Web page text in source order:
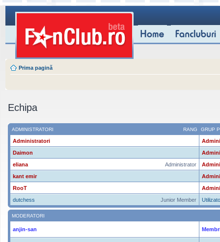
Prima pagină
Echipa
RANG
ADMINISTRATORI GRUP
Administratori
Daimon
Administrator
eliana
kant emir
RooT
Junior Member
dutchess
MODERATORI
anjin-san